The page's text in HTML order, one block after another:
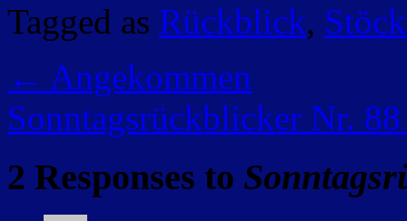
Tagged as Rückblick,
← Angekommen
Sonntagsrückblicker Nr.
2 Responses to